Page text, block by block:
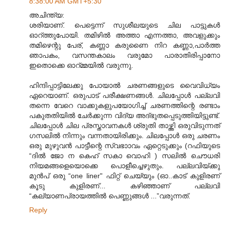
അചിന്ത്യ:
ശരിയാണ്. പെട്ടെന്ന് സുശീലയുടെ ചില പാട്ടുകള്‍
ഓറ്ത്തുപോയി. തമിഴില്‍ അത്താ എന്നത്താ, അവളുക്കും
തമിഴെന്റു പേര്, കണ്ണാ കരുണൈ നിറ കണ്ണാ,പാര്‍ത്ത
ഞാപകം, വസന്തകാലം വരുമോ പാരാതിരിപ്പാനോ
ഇതൊക്കെ ഓറ്മ്മയില്‍ വരുന്നു.
ഹിന്ദിപ്പാട്ടിലേക്കു പോയാല്‍ ചരണങ്ങളുടെ വൈവിധ്യം
ഏറെയാണ്. ഒരുപാട് പരീക്ഷണങ്ങള്‍. ചിലപ്പോള്‍ പല്ലവി
തന്നെ വേറെ വാക്കുകളുപയോഗിച്ച് ചരണത്തിന്റെ രണ്ടാം
പകുതതിയില്‍‍ ചേര്‍ക്കുന്ന വിദ്യ അദ്ഭുതപ്പെടുത്തിയിട്ടുണ്ട്.
ചിലപ്പോള്‍ ചില പ്രസ്താവനകള്‍ ശ്രുതി താഴ്ത്തി ഒരുവിടുന്നത്
ഗസലില്‍ നിന്നും വന്നതായിരിക്കും. ചിലപ്പോള്‍ ഒരു ചരണം
ഒരു മുഴുവന്‍ പാട്ടീന്റെ സ്വഭാ‍ാവം ഏറ്റെടുക്കും (റഫിയുടെ
“ദില്‍ ജോ ന കെഹ് സകാ വൊഹി ) സലില്‍ ചൌധരി
നിയമങ്ങളെയൊക്കെ പൊളീച്ചെഴുതും. പല്ലവിയ്ക്കു
മുന്‍പ് ഒരു “one liner" ഫിറ്റ് ചെയ്യും (ഓ..കാട് കുളിരണ്
കൂടു കുളിരണ്... കഴിഞ്ഞാണ് പല്ലവി
“കല്യാണപ്രായത്തില്‍ പെണ്ണുങ്ങള്‍ ...”വരുന്നത്.
Reply